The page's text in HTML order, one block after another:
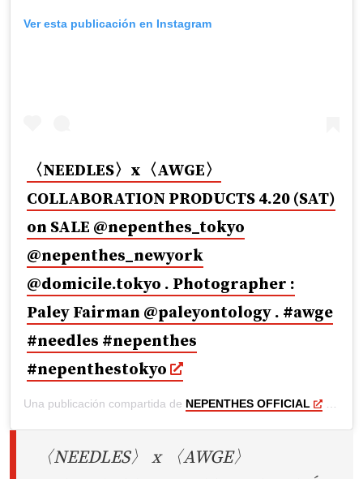
Ver esta publicación en Instagram
〈NEEDLES〉x〈AWGE〉
COLLABORATION PRODUCTS 4.20 (SAT)
on SALE @nepenthes_tokyo
@nepenthes_newyork
@domicile.tokyo . Photographer :
Paley Fairman @paleyontology . #awge
#needles #nepenthes
#nepenthestokyo
Una publicación compartida de NEPENTHES OFFICIAL
〈NEEDLES〉 x 〈AWGE〉